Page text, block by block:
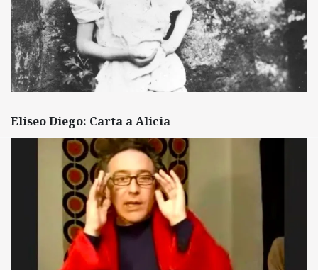
Eliseo Diego: Carta a Alicia